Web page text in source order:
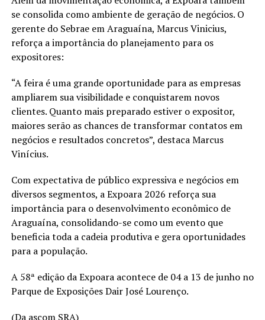
se consolida como ambiente de geração de negócios. O
gerente do Sebrae em Araguaína, Marcus Vinicius,
reforça a importância do planejamento para os
expositores:
“A feira é uma grande oportunidade para as empresas
ampliarem sua visibilidade e conquistarem novos
clientes. Quanto mais preparado estiver o expositor,
maiores serão as chances de transformar contatos em
negócios e resultados concretos”, destaca Marcus
Vinícius.
Com expectativa de público expressiva e negócios em
diversos segmentos, a Expoara 2026 reforça sua
importância para o desenvolvimento econômico de
Araguaína, consolidando-se como um evento que
beneficia toda a cadeia produtiva e gera oportunidades
para a população.
A 58ª edição da Expoara acontece de 04 a 13 de junho no
Parque de Exposições Dair José Lourenço.
(Da ascom SRA)